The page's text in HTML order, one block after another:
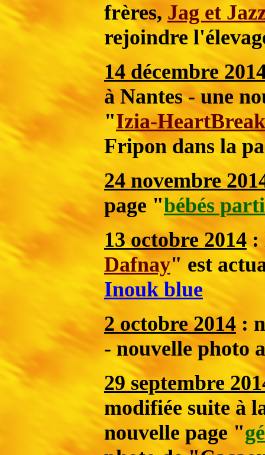
frères, Jag et
rejoindre
14 décembre
à Nantes - une
"Izia-
Fripon dans la
24 novembre
page "bébés
13 octobre 2014:
Dafnay" est
Inouk blue
2 octobre 2014 :
- nouvelle photo
29 septembre
modifiée suite à
nouvelle page "